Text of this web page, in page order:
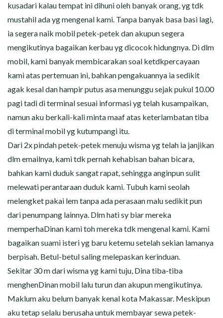
kusadari kalau tempat ini dihuni oleh banyak orang, yg tdk
mustahil ada yg mengenal kami. Tanpa banyak basa basi lagi,
ia segera naik mobil petek-petek dan akupun segera
mengikutinya bagaikan kerbau yg dicocok hidungnya. Di dlm
mobil, kami banyak membicarakan soal ketdkpercayaan
kami atas pertemuan ini, bahkan pengakuannya ia sedikit
agak kesal dan hampir putus asa menunggu sejak pukul 10.00
pagi tadi di terminal sesuai informasi yg telah kusampaikan,
namun aku berkali-kali minta maaf atas keterlambatan tiba
di terminal mobil yg kutumpangi itu.
Dari 2x pindah petek-petek menuju wisma yg telah ia janjikan
dlm emailnya, kami tdk pernah kehabisan bahan bicara,
bahkan kami duduk sangat rapat, sehingga anginpun sulit
melewati perantaraan duduk kami. Tubuh kami seolah
melengket pakai lem tanpa ada perasaan malu sedikit pun
dari penumpang lainnya. Dlm hati sy biar mereka
memperhaDinan kami toh mereka tdk mengenal kami. Kami
bagaikan suami isteri yg baru ketemu setelah sekian lamanya
berpisah. Betul-betul saling melepaskan kerinduan.
Sekitar 30 m dari wisma yg kami tuju, Dina tiba-tiba
menghenDinan mobil lalu turun dan akupun mengikutinya.
Maklum aku belum banyak kenal kota Makassar. Meskipun
aku tetap selalu berusaha untuk membayar sewa petek-